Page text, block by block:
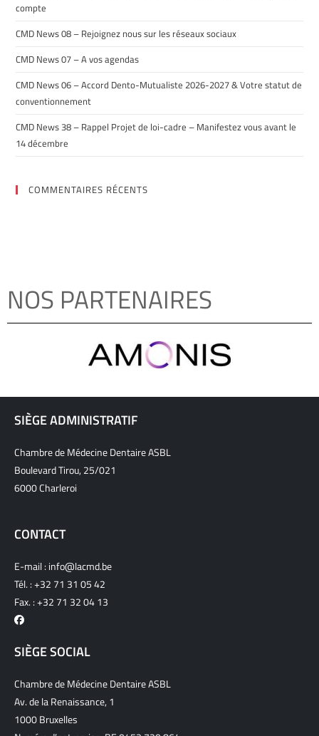
compte
CMD News 08 – Rejoignez nous sur les réseaux sociaux
CMD News 07 – A vos agendas
CMD News 06 – Accord Dento-Mutualiste 2026-2027 & Votre statut de
conventionnement
CMD News 38 – Rappel Projet de loi-cadre – Manifestez vous avant le
14 décembre
COMMENTAIRES RÉCENTS
NOS PARTENAIRES
SIÈGE ADMINISTRATIF
Chambre de Médecine Dentaire ASBL
Boulevard Tirou, 25/021
6000 Charleroi
CONTACT
E-mail : info@lacmd.be
Tél. :+32 71 31 05 42
Fax. : +32 71 32 04 13
SIÈGE SOCIAL
Chambre de Médecine Dentaire ASBL
Av. de la Renaissance, 1
1000 Bruxelles